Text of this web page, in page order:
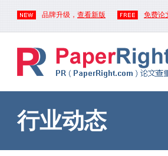
品牌升级， 查看新版 免费论
行业动态